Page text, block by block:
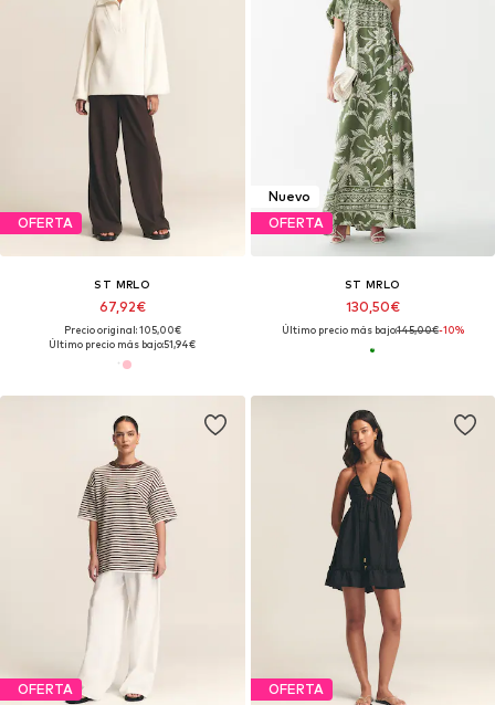
OFERTA
ST MRLO
67,92€
Precio original: 105,00€
Último precio más bajo:51,94€
Nuevo
OFERTA
ST MRLO
130,50€
Último precio más bajo:145,00€-10%
OFERTA OFERTA